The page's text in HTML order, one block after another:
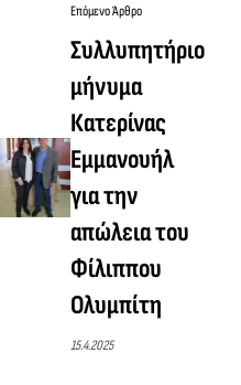
Επόμενο Άρθρο
Συλλυπητήριο
μήνυμα
Κατερίνας
Εμμανουήλ
για την
απώλεια του
Φίλιππου
Ολυμπίτη
15.4.2025